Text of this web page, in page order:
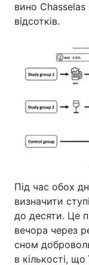
вино Chasselas
відсотків.
Під час обох
визначити
до десяти. Це
вечора через
сном
в кількості, що